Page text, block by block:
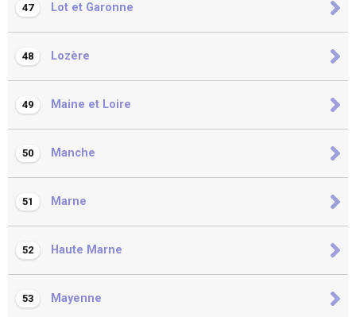
47 Lot et Garonne
48 Lozère
49 Maine et Loire
50 Manche
51 Marne
52 Haute Marne
53 Mayenne